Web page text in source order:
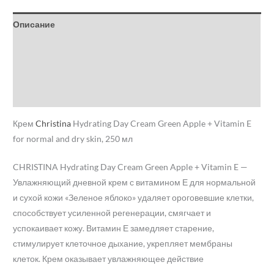
Описание
КремChristina Hydrating Day Cream Green Apple + Vitamin E
for normal and dry skin, 250 мл
CHRISTINA Hydrating Day Cream Green Apple + Vitamin E —
Увлажняющий дневной крем с витамином Е для нормальной
и сухой кожи «Зеленое яблоко» удаляет ороговевшие клетки,
способствует усиленной регенерации, смягчает и
успокаивает кожу. Витамин Е замедляет старение,
стимулирует клеточное дыхание, укрепляет мембраны
клеток. Крем оказывает увлажняющее действие